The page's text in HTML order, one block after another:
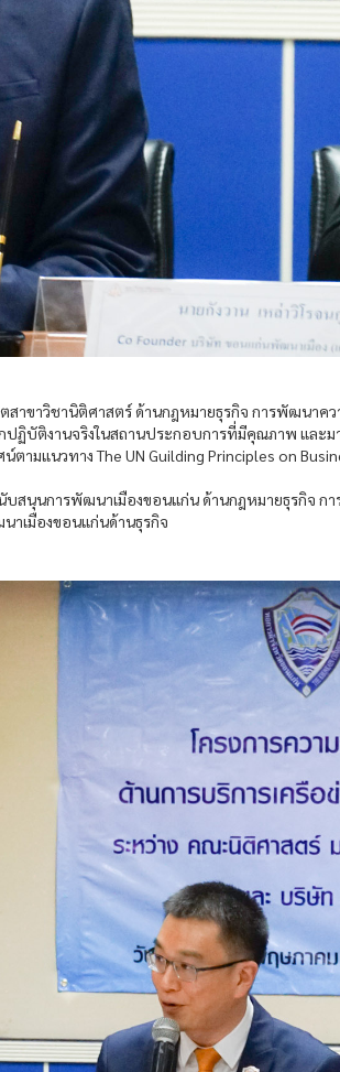
าวิชานิติศาสตร์ ด้านกฎหมายธุรกิจ การพัฒนาคว
ปฏิบัติงานจริงในสถานประกอบการที่มีคุณภาพ และ
ามแนวทาง The UN Guilding Principles on
นุนการพัฒนาเมืองขอนแก่น ด้านกฎหมายธุรกิจ กา
าเมืองขอนแก่นด้านธุรกิจ